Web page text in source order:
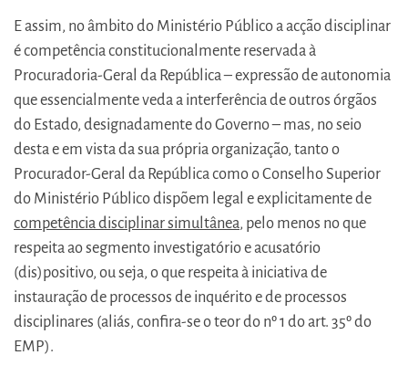
E assim, no âmbito do Ministério Público a acção disciplinar
é competência constitucionalmente reservada à
Procuradoria-Geral da República – expressão de autonomia
que essencialmente veda a interferência de outros órgãos
do Estado, designadamente do Governo – mas, no seio
desta e em vista da sua própria organização, tanto o
Procurador-Geral da República como o Conselho Superior
do Ministério Público dispõem legal e explicitamente de
competência disciplinar simultânea, pelo menos no que
respeita ao segmento investigatório e acusatório
(dis)positivo, ou seja, o que respeita à iniciativa de
instauração de processos de inquérito e de processos
disciplinares (aliás, confira-se o teor do nº 1 do art. 35º do
EMP).